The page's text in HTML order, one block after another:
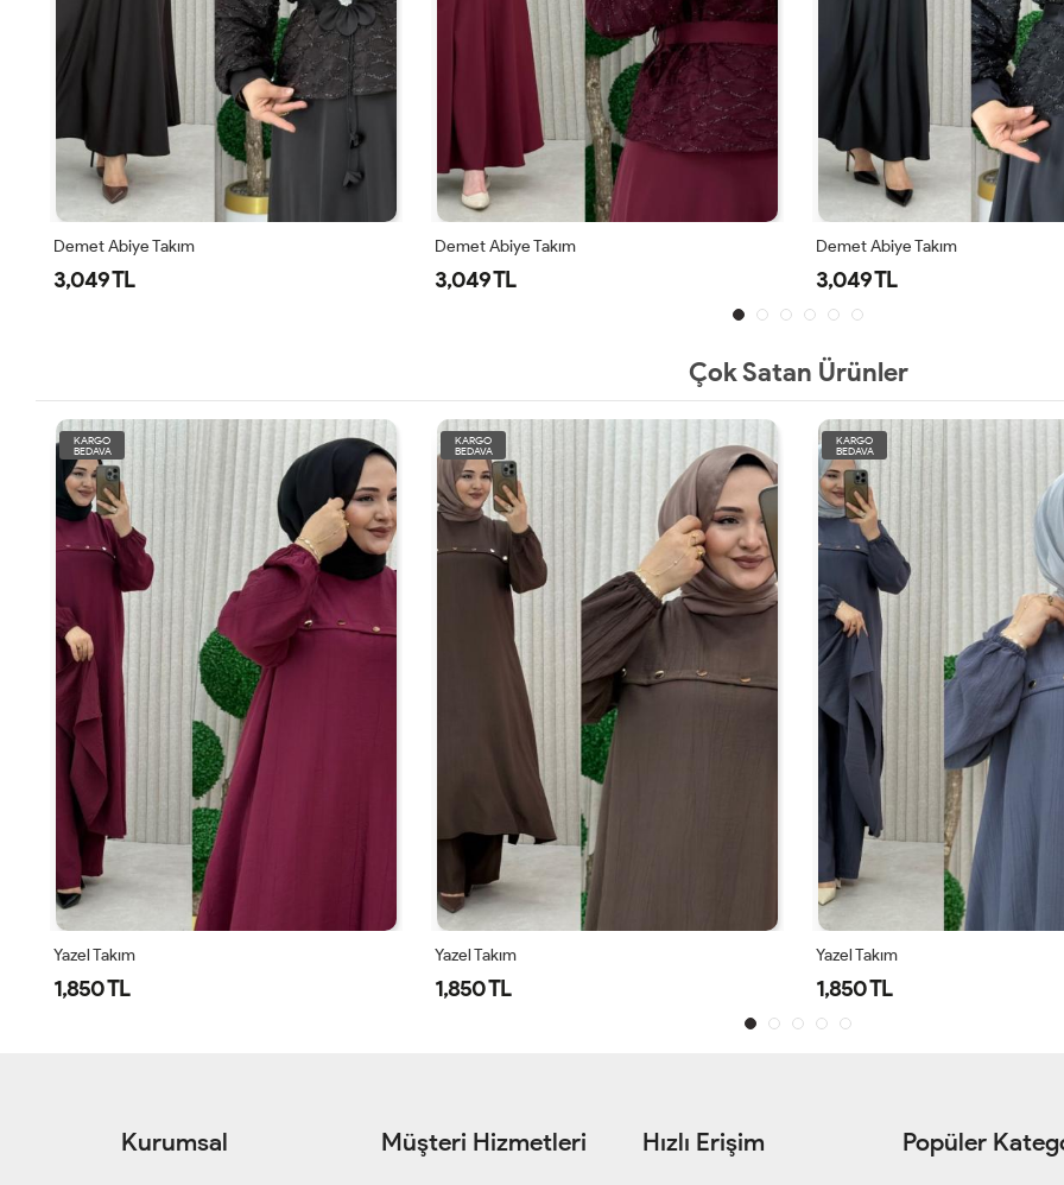
Demet Abiye Takım
3,049 TL
Demet Abiye Takım
3,049 TL
Demet Abiye Takım
3,049 TL
Çok Satan Ürünler
KARGO
BEDAVA
Yazel Takım
1,850 TL
KARGO
BEDAVA
Yazel Takım
1,850 TL
KARGO
BEDAVA
Çakra Takım
2,750 TL
Kurumsal Müşteri Hizmetleri Hızlı Erişim Popüler